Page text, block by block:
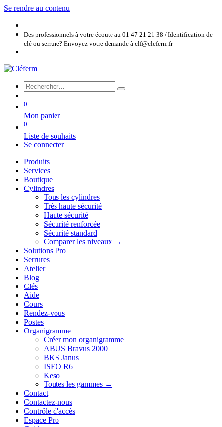
Se rendre au contenu
Des professionnels à votre écoute au 01 47 21 21 38 / Identification de
clé ou serrure? Envoyez votre demande à clf@cleferm.fr
0
Mon panier
0
Liste de souhaits
Se connecter
Produits
Services
Boutique
Cylindres
Tous les cylindres
Très haute sécurité
Haute sécurité
Sécurité renforcée
Sécurité standard
Comparer les niveaux →
Solutions Pro
Serrures
Atelier
Blog
Clés
Aide
Cours
Rendez-vous
Postes
Organigramme
Créer mon organigramme
ABUS Bravus 2000
BKS Janus
ISEO R6
Keso
Toutes les gammes →
Contact
Contactez-nous
Contrôle d'accès
Espace Pro